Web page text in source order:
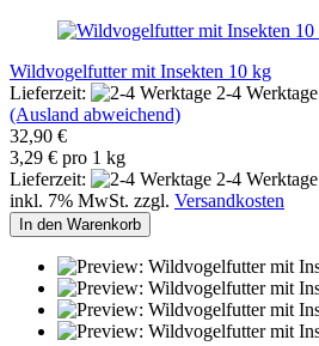
Wildvogelfutter mit Insekten 10 kg
Lieferzeit:
2-4 Werktage
(Ausland abweichend)
32,90 €
3,29 € pro 1 kg
Lieferzeit:
2-4 Werktage
inkl. 7% MwSt. zzgl. Versandkosten
In den Warenkorb